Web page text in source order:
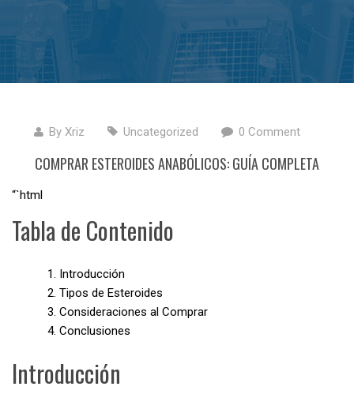
By Xriz Uncategorized 0 Comment
COMPRAR ESTEROIDES ANABÓLICOS: GUÍA COMPLETA
“`html
Tabla de Contenido
Introducción
Tipos de Esteroides
Consideraciones al Comprar
Conclusiones
Introducción